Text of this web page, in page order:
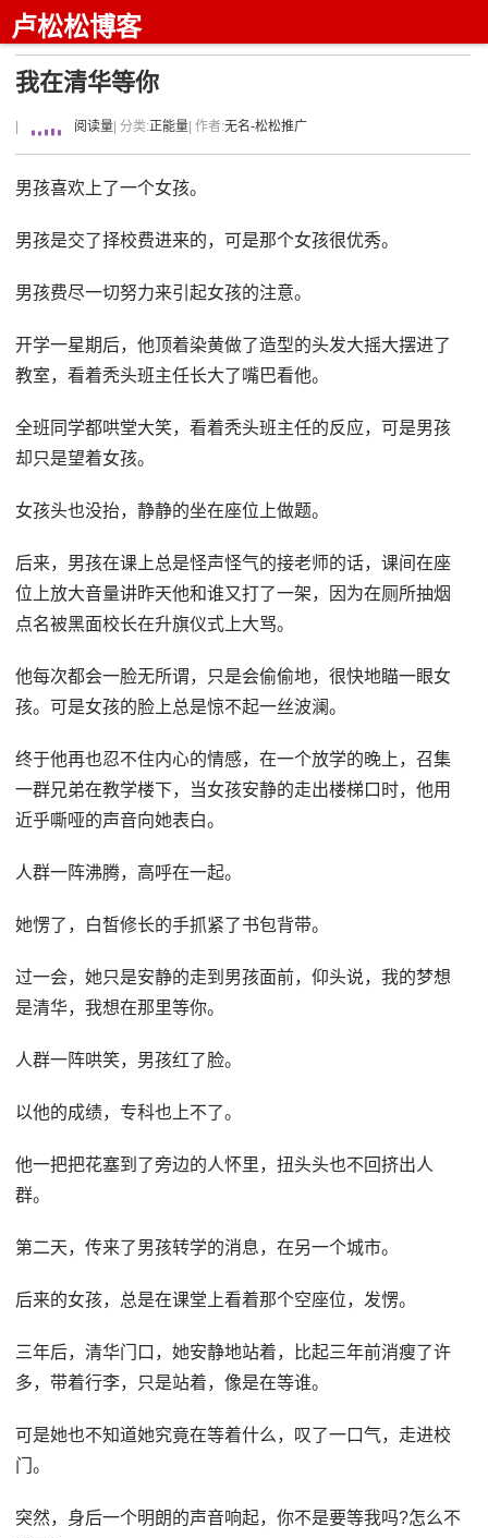
卢松松博客
我在清华等你
阅读量 | 分类:正能量 | 作者:无名-松松推广
男孩喜欢上了一个女孩。
男孩是交了择校费进来的，可是那个女孩很优秀。
男孩费尽一切努力来引起女孩的注意。
开学一星期后，他顶着染黄做了造型的头发大摇大摆进了
教室，看着秃头班主任长大了嘴巴看他。
全班同学都哄堂大笑，看着秃头班主任的反应，可是男孩
却只是望着女孩。
女孩头也没抬，静静的坐在座位上做题。
后来，男孩在课上总是怪声怪气的接老师的话，课间在座
位上放大音量讲昨天他和谁又打了一架，因为在厕所抽烟
点名被黑面校长在升旗仪式上大骂。
他每次都会一脸无所谓，只是会偷偷地，很快地瞄一眼女
孩。可是女孩的脸上总是惊不起一丝波澜。
终于他再也忍不住内心的情感，在一个放学的晚上，召集
一群兄弟在教学楼下，当女孩安静的走出楼梯口时，他用
近乎嘶哑的声音向她表白。
人群一阵沸腾，高呼在一起。
她愣了，白皙修长的手抓紧了书包背带。
过一会，她只是安静的走到男孩面前，仰头说，我的梦想
是清华，我想在那里等你。
人群一阵哄笑，男孩红了脸。
以他的成绩，专科也上不了。
他一把把花塞到了旁边的人怀里，扭头头也不回挤出人
群。
第二天，传来了男孩转学的消息，在另一个城市。
后来的女孩，总是在课堂上看着那个空座位，发愣。
三年后，清华门口，她安静地站着，比起三年前消瘦了许
多，带着行李，只是站着，像是在等谁。
可是她也不知道她究竟在等着什么，叹了一口气，走进校
门。
突然，身后一个明朗的声音响起，你不是要等我吗?怎么不